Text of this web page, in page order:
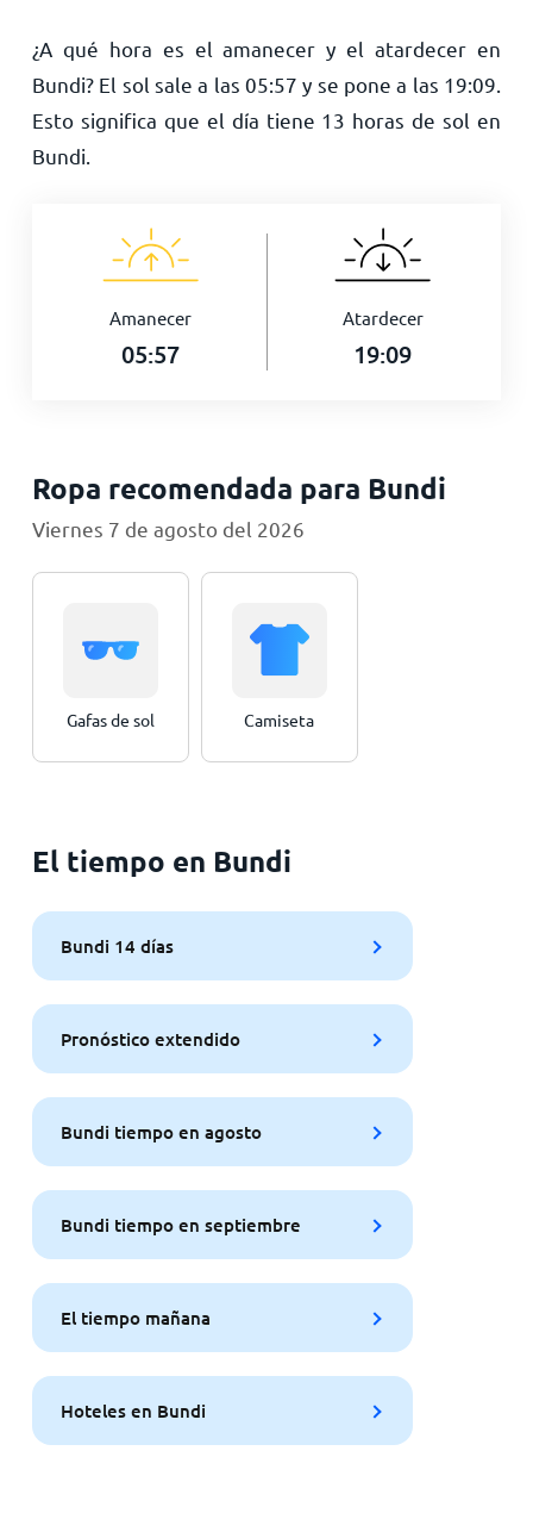
¿A qué hora es el amanecer y el atardecer en
Bundi? El sol sale a las 05:57 y se pone a las 19:09
Esto significa que el día tiene 13 horas de sol en
Bundi.
Amanecer
05:57
Atardecer
19:09
Ropa recomendada para Bundi
Viernes 7 de agosto del 2026
Gafas de sol Camiseta
El tiempo en Bundi
Bundi 14 días
Pronóstico extendido
Bundi tiempo en agosto
Bundi tiempo en septiembre
El tiempo mañana
Hoteles en Bundi